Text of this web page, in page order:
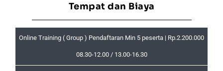
Tempat dan Biaya
Online Training ( Group ) Pendaftaran Min 5 peserta | Rp.2.200.000
08.30-12.00 / 13.00-16.30